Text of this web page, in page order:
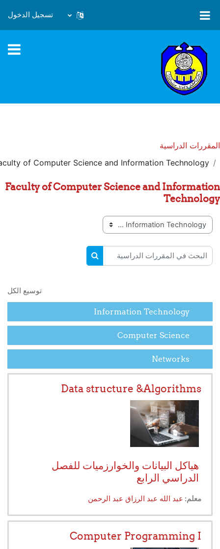
تسجيل الدخول
المقررات الدراسية
of Computer Science and Information Technology
Faculty of Computer Science and Information
Technology
تصنيفات المقررات
البحث في المقررات الدراسية
البحث في المقررات الدراسية
توسيع الكل
Information Technology
Computer Science
Networks
Data structure &Algorithms
هياكل البيانات والخوارزميات للفصل
الدراسي الرابع
معلم: عبد الله عبد الرزاق عبد الرحمن
Computer Programming I